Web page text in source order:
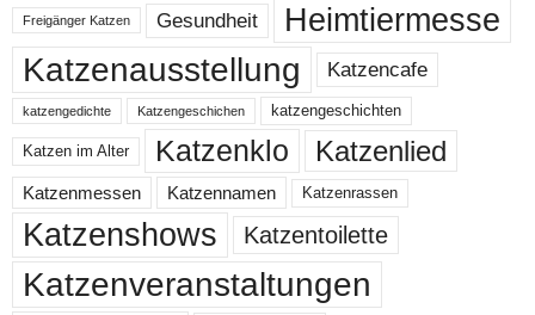
Freigänger Katzen Gesundheit Heimtiermesse
Katzenausstellung Katzencafe
katzengedichte Katzengeschichen katzengeschichten
Katzen im Alter Katzenklo Katzenlied
Katzenmessen Katzennamen Katzenrassen
Katzenshows Katzentoilette
Katzenveranstaltungen